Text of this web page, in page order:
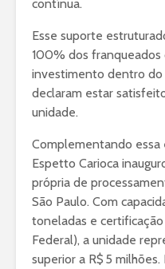
contínua.
Esse suporte
100% dos franqueados
investimento dentro
declaram estar
unidade.
Complementando essa
Espetto Carioca
própria de
São Paulo. Com
toneladas e
Federal), a unidade
superior a R$ 5